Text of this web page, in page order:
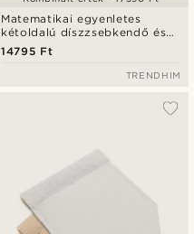
Matematikai egyenletes
kétoldalú díszzsebkendő és
nyakkendő szett
14795 Ft
TRENDHIM